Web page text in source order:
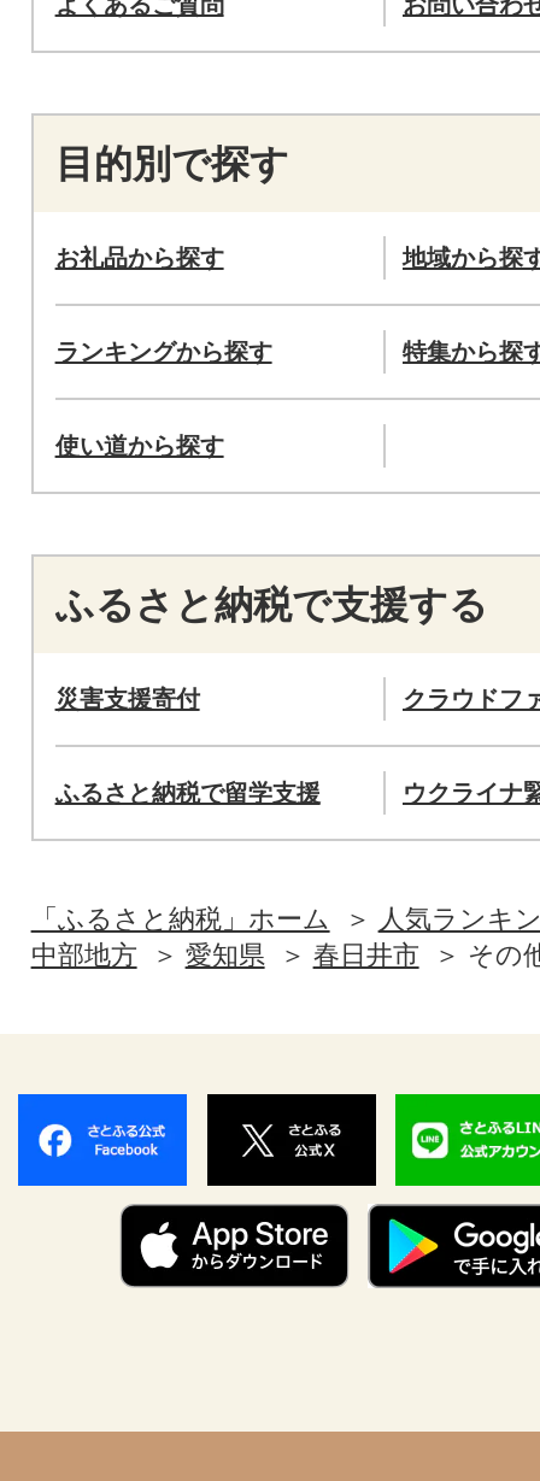
目的別で探す
お礼品から探す 地域から探
ランキングから探す 特集から探
使い道から探す
ふるさと納税で支援する
災害支援寄付 クラウドフ
ふるさと納税で留学支援 ウクライナ
「ふるさと納税」ホーム
人気ランキ
中部地方
愛知県 春日井市 その